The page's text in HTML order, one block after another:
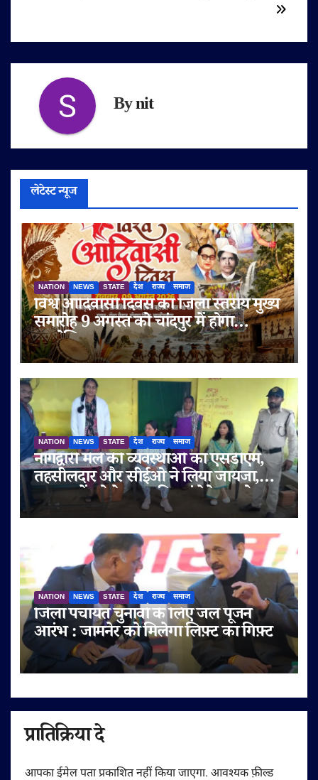
Bynit
लेटेस्ट न्यूज
NATION NEWS STATE देश राज्य समाज
विश्व आदिवासी दिवस का जिला स्तरीय मुख्य
समारोह 9 अगस्त को चांदपुर में होगा
आयोजित
NATION NEWS STATE देश राज्य समाज
नागद्वारी मेले की व्यवस्थाओं का एसडीएम,
तहसीलदार और सीईओ ने लिया जायजा,
श्रद्धालुओं को बेहतर सुविधाएं देने पर जोर
NATION NEWS STATE देश राज्य समाज
जिला पंचायत चुनावों के लिए जल पूजन
आरंभ : जामनेर को मिलेगा लिफ़्ट का गिफ़्ट
प्रातिक्रिया दे
आपका ईमेल पता प्रकाशित नहीं किया जाएगा. आवश्यक फ़ील्ड